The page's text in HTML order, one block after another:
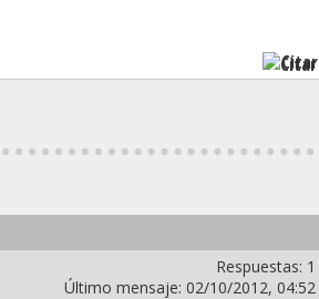
Citar
Respuestas: 1
Último mensaje: 02/10/2012, 04:52